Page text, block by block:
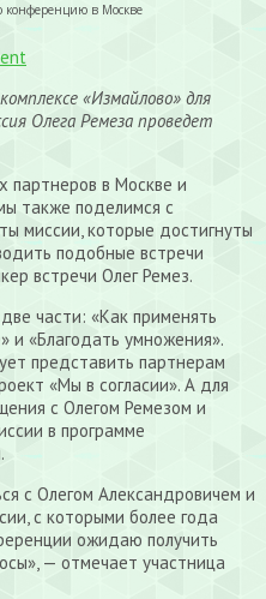
конференцию в Москве
«Измайлово» для
Олега Ремеза проведет
партнеров в Москве и
также поделимся с
миссии, которые достигнуты
подобные встречи
встречи Олег Ремез.
части: «Как применять
и «Благодать умножения».
представить партнерам
«Мы в согласии». А для
с Олегом Ремезом и
в программе
с Олегом Александровичем и
с которыми более года
ожидаю получить
— отмечает участница